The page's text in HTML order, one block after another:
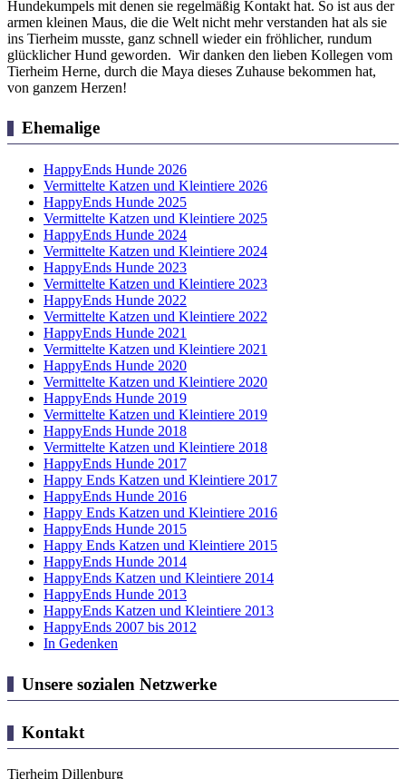
Hundekumpels mit denen sie regelmäßig Kontakt hat. So ist aus der
armen kleinen Maus, die die Welt nicht mehr verstanden hat als sie
ins Tierheim musste, ganz schnell wieder ein fröhlicher, rundum
glücklicher Hund geworden. Wir danken den lieben Kollegen vom
Tierheim Herne, durch die Maya dieses Zuhause bekommen hat,
von ganzem Herzen!
Ehemalige
HappyEnds Hunde 2026
Vermittelte Katzen und Kleintiere 2026
HappyEnds Hunde 2025
Vermittelte Katzen und Kleintiere 2025
HappyEnds Hunde 2024
Vermittelte Katzen und Kleintiere 2024
HappyEnds Hunde 2023
Vermittelte Katzen und Kleintiere 2023
HappyEnds Hunde 2022
Vermittelte Katzen und Kleintiere 2022
HappyEnds Hunde 2021
Vermittelte Katzen und Kleintiere 2021
HappyEnds Hunde 2020
Vermittelte Katzen und Kleintiere 2020
HappyEnds Hunde 2019
Vermittelte Katzen und Kleintiere 2019
HappyEnds Hunde 2018
Vermittelte Katzen und Kleintiere 2018
HappyEnds Hunde 2017
Happy Ends Katzen und Kleintiere 2017
HappyEnds Hunde 2016
Happy Ends Katzen und Kleintiere 2016
HappyEnds Hunde 2015
Happy Ends Katzen und Kleintiere 2015
HappyEnds Hunde 2014
HappyEnds Katzen und Kleintiere 2014
HappyEnds Hunde 2013
HappyEnds Katzen und Kleintiere 2013
HappyEnds 2007 bis 2012
In Gedenken
Unsere sozialen Netzwerke
Kontakt
Tierheim Dillenburg